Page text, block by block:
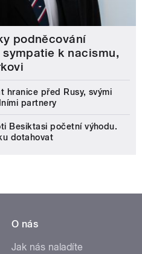
podněcování
k nacismu,
hranice před Rusy, svými
partnery
Besiktasi početní výhodu.
dotahovat
O nás
Jak nás naladíte